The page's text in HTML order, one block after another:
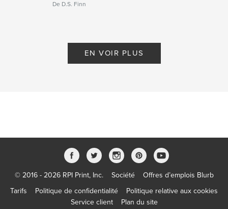
De D.S. Finn
EN VOIR PLUS
© 2016 - 2026 RPI Print, Inc. Société
Offres d’emplois Blurb
Tarifs
Politique de confidentialité
Politique relative aux cookies
Service client
Plan du site